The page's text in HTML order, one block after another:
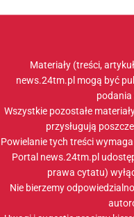
Materiały (treści,
news.24tm.pl mogą być
podania
Wszystkie pozostałe
przysługują
Powielanie tych treści
Portal news.24tm.pl
prawa cytatu)
Nie bierzemy